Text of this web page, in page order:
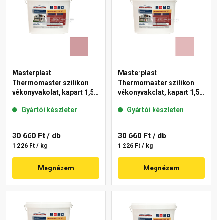
Masterplast
Thermomaster szilikon
vékonyvakolat, kapart 1,5
Gyártói készleten
30 660 Ft / db
1 226 Ft / kg
Megnézem
Masterplast
Thermomaster szilikon
vékonyvakolat, kapart 1,5
Gyártói készleten
30 660 Ft / db
1 226 Ft / kg
Megnézem